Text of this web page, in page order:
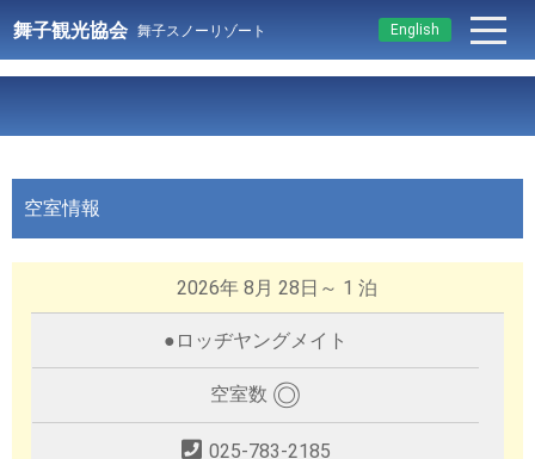
English
舞子観光協会 舞子スノーリゾート
空室情報
2026年 8月 28日～ 1 泊
● ロッヂヤングメイト
空室数 ◎
025-783-2185